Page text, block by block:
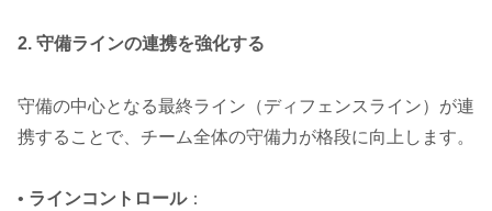
2. 守備ラインの連携を強化する
守備の中心となる最終ライン（ディフェンスライン）が連
携することで、チーム全体の守備力が格段に向上します。
• ラインコントロール：